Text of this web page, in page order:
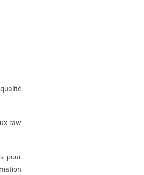
raw
pour